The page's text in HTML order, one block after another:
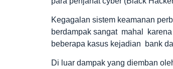
Kegagalan sistem keamanan
berdampak sangat mahal
beberapa kasus kejadian bank
Di luar dampak yang diemban